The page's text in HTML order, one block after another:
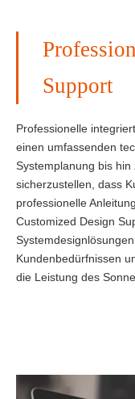
Support
Professionelle
einen umfassenden
Systemplanung bis
sicherzustellen, dass
professionelle
Customized Design
Kundenbedürfnissen
die Leistung des